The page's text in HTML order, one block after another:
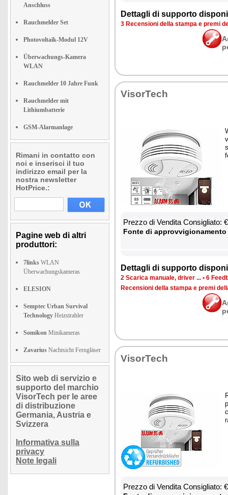
Anschluss
Rauchmelder Set
Photovoltaik-Modul 12V
Überwachungs-Kamera
WLAN
Rauchmelder 10 Jahre Funk
Rauchmelder mit
Lithiumbatterie
GSM-Alarmanlage
Rimani in contatto con
noi e inserisci il tuo
indirizzo email per la
nostra newsletter
HotPrice.:
Pagine web di altri
produttori:
7links WLAN
Überwachungskameras
ELESION
Semptec Urban Survival
Technology Heizstrahler
Somikon Minikameras
Zavarius Nachtsicht Ferngläser
Sito web di servizio e
supporto del marchio
VisorTech per le aree
di distribuzione
Germania, Austria e
Svizzera
Informativa sulla
privacy
Note legali
Det­ta­gli di sup­por­to
3 Re­cen­sio­ni del­la stam­pa e pre­mi
Vi­sor­Te­ch
Prez­zo di Ven­di­ta Con­si­glia­to:
Fon­te di
Det­ta­gli di sup­por­to
2 Sca­ri­ca ma­nua­le, dri­ver ... • 6
Re­cen­sio­ni del­la stam­pa e pre­mi
Vi­sor­Te­ch
Prez­zo di Ven­di­ta Con­si­glia­to: